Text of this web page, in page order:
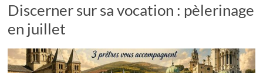
Discerner sur sa vocation : pèlerinage
en juillet